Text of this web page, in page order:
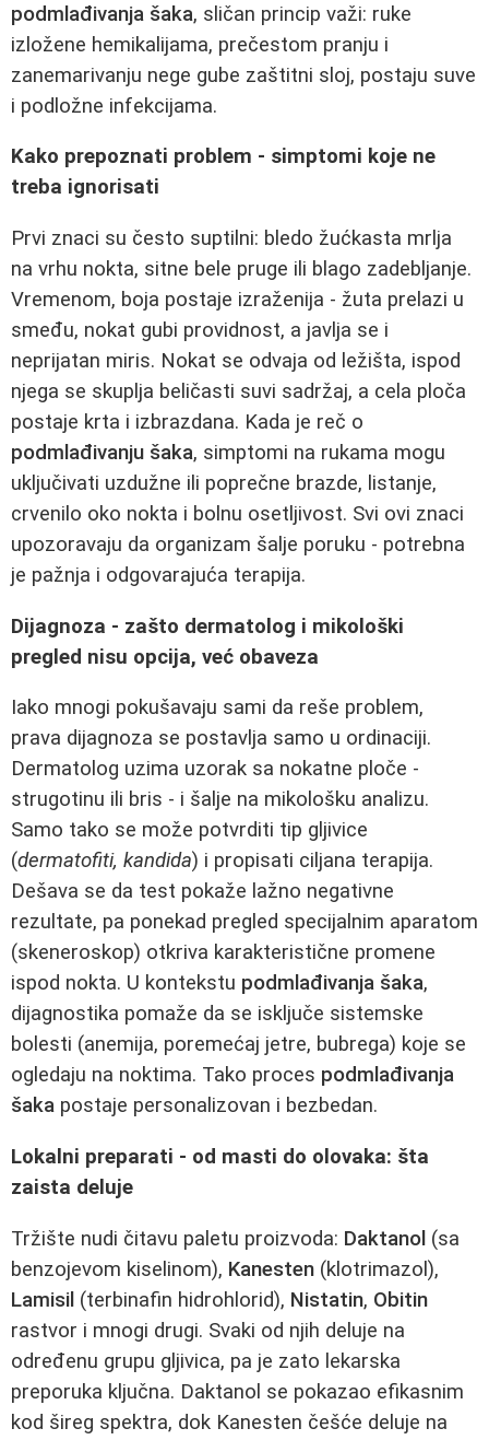
podmlađivanja šaka, sličan princip važi: ruke
izložene hemikalijama, prečestom pranju i
zanemarivanju nege gube zaštitni sloj, postaju suve
i podložne infekcijama.
Kako prepoznati problem - simptomi koje ne
treba ignorisati
Prvi znaci su često suptilni: bledo žućkasta mrlja
na vrhu nokta, sitne bele pruge ili blago zadebljanje.
Vremenom, boja postaje izraženija - žuta prelazi u
smeđu, nokat gubi providnost, a javlja se i
neprijatan miris. Nokat se odvaja od ležišta, ispod
njega se skuplja beličasti suvi sadržaj, a cela ploča
postaje krta i izbrazdana. Kada je reč o
podmlađivanju šaka, simptomi na rukama mogu
uključivati uzdužne ili poprečne brazde, listanje,
crvenilo oko nokta i bolnu osetljivost. Svi ovi znaci
upozoravaju da organizam šalje poruku - potrebna
je pažnja i odgovarajuća terapija.
Dijagnoza - zašto dermatolog i mikološki
pregled nisu opcija, već obaveza
Iako mnogi pokušavaju sami da reše problem,
prava dijagnoza se postavlja samo u ordinaciji.
Dermatolog uzima uzorak sa nokatne ploče -
strugotinu ili bris - i šalje na mikološku analizu.
Samo tako se može potvrditi tip gljivice
(dermatofiti, kandidа) i propisati ciljana terapija.
Dešava se da test pokaže lažno negativne
rezultate, pa ponekad pregled specijalnim aparatom
(skeneroskop) otkriva karakteristične promene
ispod nokta. U kontekstu podmlađivanja šaka,
dijagnostika pomaže da se isključe sistemske
bolesti (anemija, poremećaj jetre, bubrega) koje se
ogledaju na noktima. Tako proces podmlađivanja
šaka postaje personalizovan i bezbedan.
Lokalni preparati - od masti do olovaka: šta
zaista deluje
Tržište nudi čitavu paletu proizvoda: Daktanol (sa
benzojevom kiselinom), Kanesten (klotrimazol),
Lamisil (terbinafin hidrohlorid), Nistatin, Obitin
rastvor i mnogi drugi. Svaki od njih deluje na
određenu grupu gljivica, pa je zato lekarska
preporuka ključna. Daktanol se pokazao efikasnim
kod šireg spektra, dok Kanesten češće deluje na